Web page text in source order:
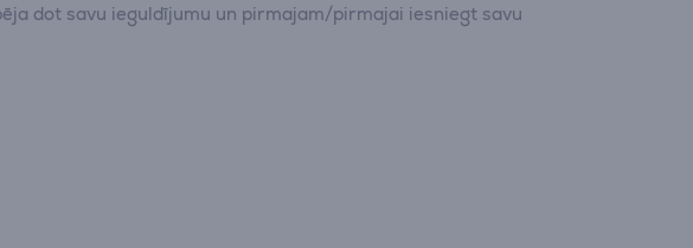
dot savu ieguldījumu un pirmajam/pirmajai iesniegt savu